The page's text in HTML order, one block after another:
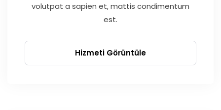
volutpat a sapien et, mattis condimentum
est.
Hizmeti Görüntüle